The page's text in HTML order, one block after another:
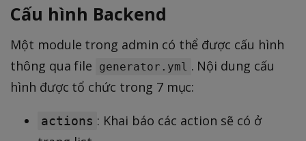
Cấu hình Backend
Một module trong admin có thể được cấu hình
thông qua file
generator.yml . Nội dung cấu
hình được tổ chức trong 7 mục:
actions : Khai báo các action sẽ có ở